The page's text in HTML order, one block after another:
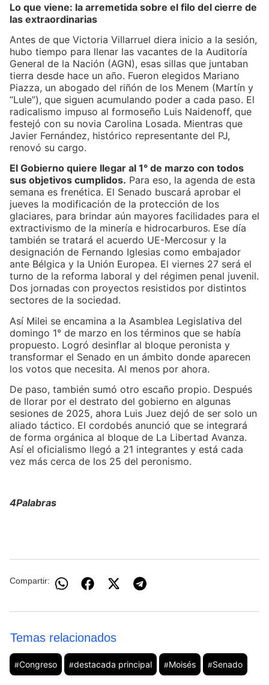
Lo que viene: la arremetida sobre el filo del cierre de
las extraordinarias
Antes de que Victoria Villarruel diera inicio a la sesión,
hubo tiempo para llenar las vacantes de la Auditoría
General de la Nación (AGN), esas sillas que juntaban
tierra desde hace un año. Fueron elegidos Mariano
Piazza, un abogado del riñón de los Menem (Martín y
“Lule”), que siguen acumulando poder a cada paso. El
radicalismo impuso al formoseño Luis Naidenoff, que
festejó con su novia Carolina Losada. Mientras que
Javier Fernández, histórico representante del PJ,
renovó su cargo.
El Gobierno quiere llegar al 1° de marzo con todos
sus objetivos cumplidos. Para eso, la agenda de esta
semana es frenética. El Senado buscará aprobar el
jueves la modificación de la protección de los
glaciares, para brindar aún mayores facilidades para el
extractivismo de la minería e hidrocarburos. Ese día
también se tratará el acuerdo UE-Mercosur y la
designación de Fernando Iglesias como embajador
ante Bélgica y la Unión Europea. El viernes 27 será el
turno de la reforma laboral y del régimen penal juvenil.
Dos jornadas con proyectos resistidos por distintos
sectores de la sociedad.
Así Milei se encamina a la Asamblea Legislativa del
domingo 1° de marzo en los términos que se había
propuesto. Logró desinflar al bloque peronista y
transformar el Senado en un ámbito donde aparecen
los votos que necesita. Al menos por ahora.
De paso, también sumó otro escaño propio. Después
de llorar por el destrato del gobierno en algunas
sesiones de 2025, ahora Luis Juez dejó de ser solo un
aliado táctico. El cordobés anunció que se integrará
de forma orgánica al bloque de La Libertad Avanza.
Así el oficialismo llegó a 21 integrantes y está cada
vez más cerca de los 25 del peronismo.
4Palabras
Compartir:
Temas relacionados
#Congreso #destacada principal #Moisés #Senado